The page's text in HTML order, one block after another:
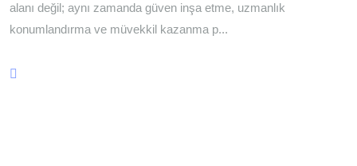
alanı değil; aynı zamanda güven inşa etme, uzmanlık
konumlandırma ve müvekkil kazanma p...